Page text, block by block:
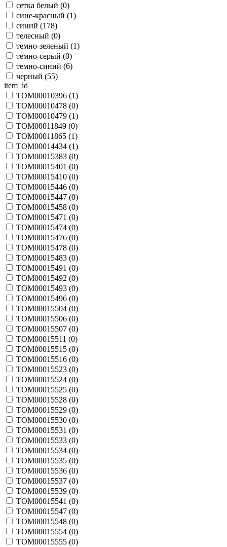
сетка белый (0)
сине-красный (1)
синий (178)
телесный (0)
темно-зеленый (1)
темно-серый (0)
темно-синий (6)
черный (55)
item_id
TOM00010396 (1)
TOM00010478 (0)
TOM00010479 (1)
TOM00011849 (0)
TOM00011865 (1)
TOM00014434 (1)
TOM00015383 (0)
TOM00015401 (0)
TOM00015410 (0)
TOM00015446 (0)
TOM00015447 (0)
TOM00015458 (0)
TOM00015471 (0)
TOM00015474 (0)
TOM00015476 (0)
TOM00015478 (0)
TOM00015483 (0)
TOM00015491 (0)
TOM00015492 (0)
TOM00015493 (0)
TOM00015496 (0)
TOM00015504 (0)
TOM00015506 (0)
TOM00015507 (0)
TOM00015511 (0)
TOM00015515 (0)
TOM00015516 (0)
TOM00015523 (0)
TOM00015524 (0)
TOM00015525 (0)
TOM00015528 (0)
TOM00015529 (0)
TOM00015530 (0)
TOM00015531 (0)
TOM00015533 (0)
TOM00015534 (0)
TOM00015535 (0)
TOM00015536 (0)
TOM00015537 (0)
TOM00015539 (0)
TOM00015541 (0)
TOM00015547 (0)
TOM00015548 (0)
TOM00015554 (0)
TOM00015555 (0)